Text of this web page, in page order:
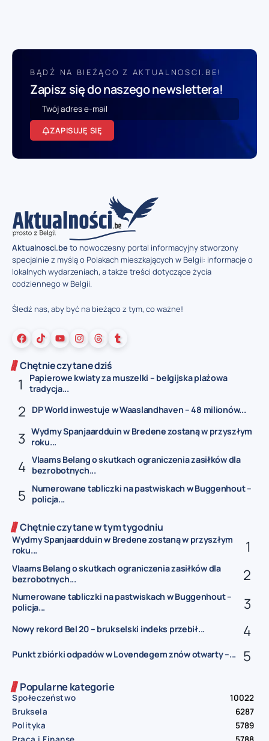
BĄDŹ NA BIEŻĄCO Z AKTUALNOSCI.BE!
Zapisz się do naszego newslettera!
ZAPISUJĘ SIĘ
Aktualnosci.beto nowoczesny portal informacyjny stworzony
specjalnie z myślą o Polakach mieszkających w Belgii: informacje o
lokalnych wydarzeniach, a także treści dotyczące życia
codziennego w Belgii.
Śledź nas, aby być na bieżąco z tym, co ważne!
Chętnie czytane dziś
Papierowe kwiaty za muszelki – belgijska plażowa
tradycja...
DP World inwestuje w Waaslandhaven – 48 milionów...
Wydmy Spanjaardduin w Bredene zostaną w przyszłym
roku...
Vlaams Belang o skutkach ograniczenia zasiłków dla
bezrobotnych...
Numerowane tabliczki na pastwiskach w Buggenhout –
policja...
Chętnie czytane w tym tygodniu
Wydmy Spanjaardduin w Bredene zostaną w przyszłym
roku...
Vlaams Belang o skutkach ograniczenia zasiłków dla
bezrobotnych...
Numerowane tabliczki na pastwiskach w Buggenhout –
policja...
Nowy rekord Bel 20 – brukselski indeks przebił...
Punkt zbiórki odpadów w Lovendegem znów otwarty –...
Popularne kategorie
Społeczeństwo
10022
Bruksela
6287
Polityka
5789